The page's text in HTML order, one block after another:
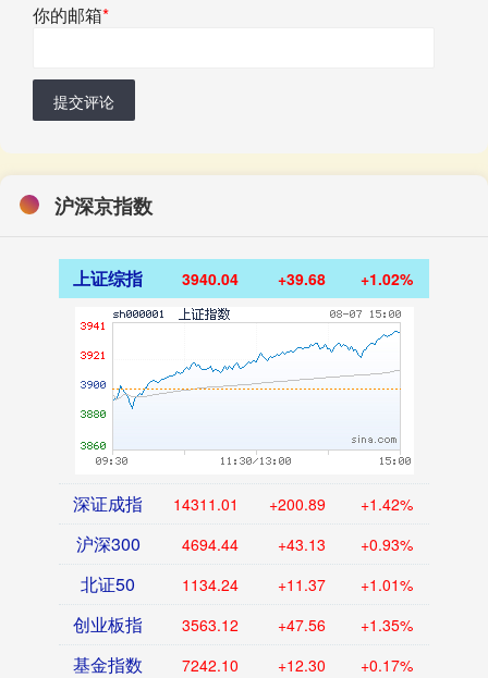
你的邮箱*
提交评论
沪深京指数
上证综指 3940.04 +39.68 +1.02%
深证成指 14311.01 +200.89 +1.42%
沪深300 4694.44 +43.13 +0.93%
北证50 1134.24 +11.37 +1.01%
创业板指 3563.12 +47.56 +1.35%
基金指数 7242.10 +12.30 +0.17%